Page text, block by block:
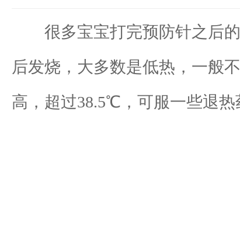
很多宝宝打完预防针之后的
后发烧，大多数是低热，一般
高，超过38.5℃，可服一些退